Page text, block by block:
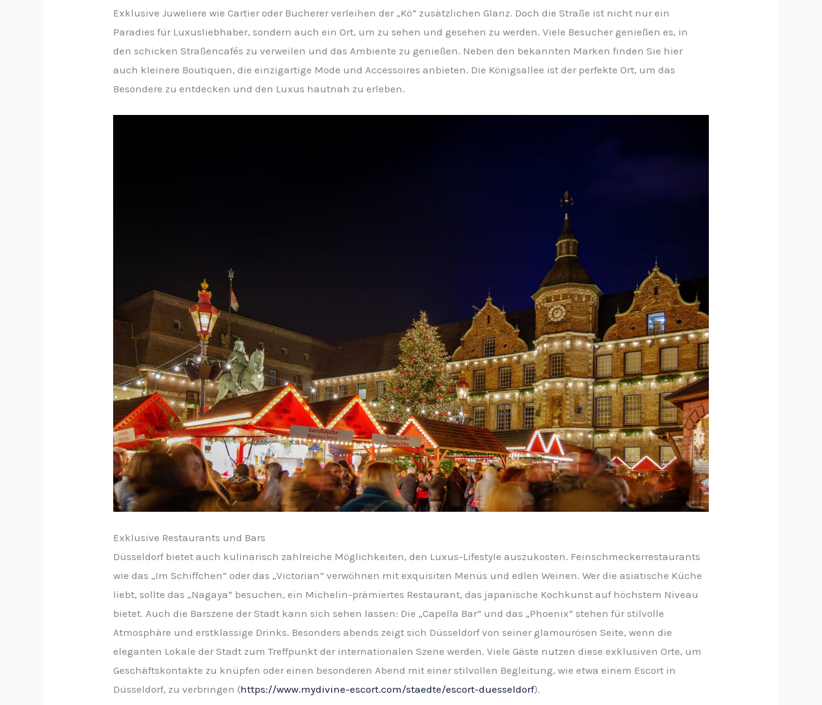
Exklusive Juweliere wie Cartier oder Bucherer verleihen der „Kö“ zusätzlichen Glanz. Doch die Straße ist nicht nur ein
Paradies für Luxusliebhaber, sondern auch ein Ort, um zu sehen und gesehen zu werden. Viele Besucher genießen es, in
den schicken Straßencafés zu verweilen und das Ambiente zu genießen. Neben den bekannten Marken finden Sie hier
auch kleinere Boutiquen, die einzigartige Mode und Accessoires anbieten. Die Königsallee ist der perfekte Ort, um das
Besondere zu entdecken und den Luxus hautnah zu erleben.
Exklusive Restaurants und Bars
Düsseldorf bietet auch kulinarisch zahlreiche Möglichkeiten, den Luxus-Lifestyle auszukosten. Feinschmeckerrestaurants
wie das „Im Schiffchen“ oder das „Victorian“ verwöhnen mit exquisiten Menüs und edlen Weinen. Wer die asiatische Küche
liebt, sollte das „Nagaya“ besuchen, ein Michelin-prämiertes Restaurant, das japanische Kochkunst auf höchstem Niveau
bietet. Auch die Barszene der Stadt kann sich sehen lassen: Die „Capella Bar“ und das „Phoenix“ stehen für stilvolle
Atmosphäre und erstklassige Drinks. Besonders abends zeigt sich Düsseldorf von seiner glamourösen Seite, wenn die
eleganten Lokale der Stadt zum Treffpunkt der internationalen Szene werden. Viele Gäste nutzen diese exklusiven Orte, um
Geschäftskontakte zu knüpfen oder einen besonderen Abend mit einer stilvollen Begleitung, wie etwa einem Escort in
Düsseldorf, zu verbringen (https://www.mydivine-escort.com/staedte/escort-duesseldorf).